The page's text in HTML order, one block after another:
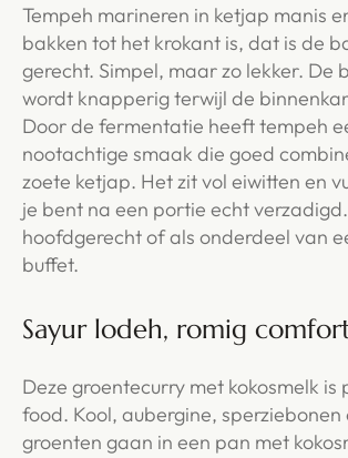
Tempeh marineren in ketjap manis
bakken tot het krokant is, dat is de
gerecht. Simpel, maar zo lekker. De
wordt knapperig terwijl de
Door de fermentatie heeft tempeh
nootachtige smaak die goed
zoete ketjap. Het zit vol eiwitten en
je bent na een portie echt
hoofdgerecht of als onderdeel van
buffet.
Sayur lodeh, romig
Deze groentecurry met kokosmelk is
food. Kool, aubergine, sperziebonen
groenten gaan in een pan met